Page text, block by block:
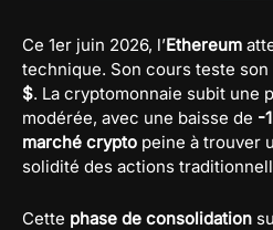
Ce 1er juin 2026, l’Ethereum
technique. Son cours teste son
$. La cryptomonnaie subit une
modérée, avec une baisse de -
marché crypto peine à trouver
solidité des actions
Cette phase de consolidation